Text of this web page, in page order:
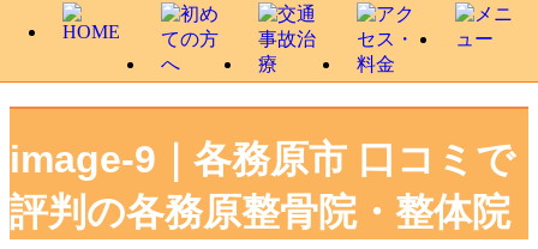
image-9｜各務原市 口コミで
評判の各務原整骨院・整体院